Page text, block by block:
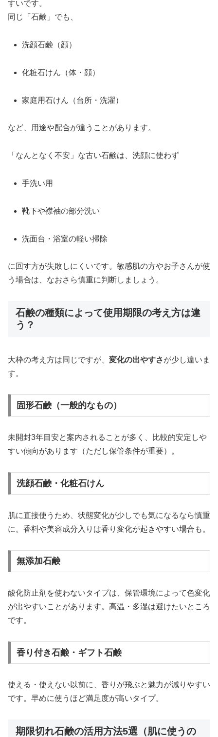
すいです。
同じ「石鹸」でも、
洗顔石鹸（顔）
化粧石けん（体・顔）
家庭用石けん（台所・洗濯）
など、用途や配合が違うことがあります。
「なんとなく不安」な古い石鹸は、洗顔に使わず
手洗い用
靴下や襟袖の部分洗い
洗面台・浴室の軽い掃除
に回す方が失敗しにくいです。敏感肌の方やお子さんが使
う場合は、なおさら慎重に判断しましょう。
石鹸の種類によって使用期限の考え方は違
う？
大枠の考え方は同じですが、 変化の出やすさが少し違いま
す。
固形石鹸（一般的なもの）
未開封3年目安と案内されることが多く、比較的安定しや
すい傾向があります（ただし保管条件が重要）。
洗顔石鹸・化粧石けん
肌に直接使うため、状態変化が少しでも気になるなら慎重
に。香料や美容成分入りは香り変化が起きやすい場合も。
無添加石鹸
酸化防止剤を使わないタイプは、保管環境によって色変化
が出やすいことがあります。高温・多湿は避けたいところ
です。
香り付き石鹸・ギフト石鹸
使える・使えない以前に、香りが飛ぶと魅力が減りやすい
です。早めに使うほど満足度が高いタイプ。
期限切れ石鹸の活用方法5選（肌に使うの